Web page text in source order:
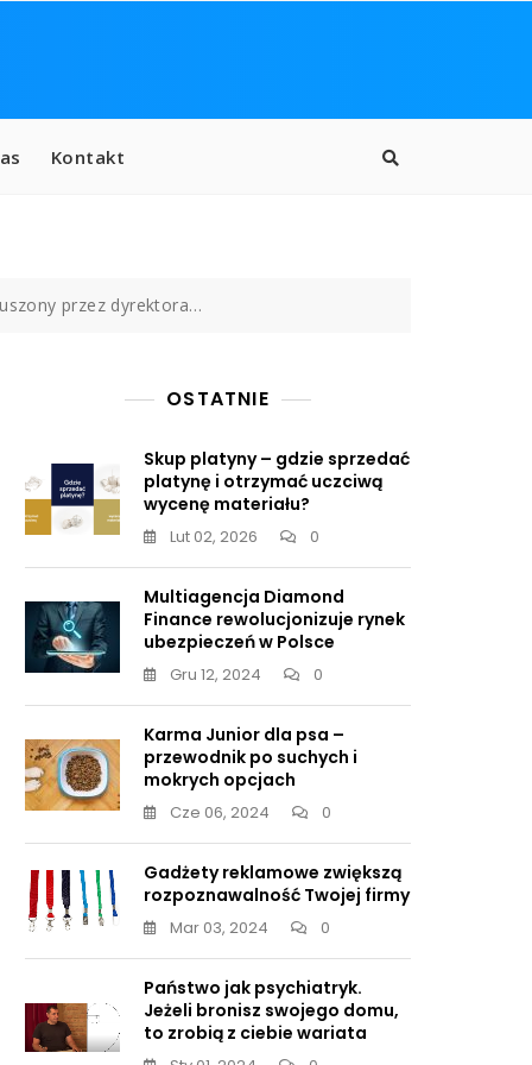
Kontakt
przez dyrektora…
OSTATNIE
Skup platyny – gdzie sprzedać
platynę i otrzymać uczciwą
wycenę materiału?
Lut 02, 2026 0
Multiagencja Diamond
Finance rewolucjonizuje rynek
ubezpieczeń w Polsce
Gru 12, 2024 0
Karma Junior dla psa –
przewodnik po suchych i
mokrych opcjach
Cze 06, 2024 0
Gadżety reklamowe zwiększą
rozpoznawalność Twojej firmy
Mar 03, 2024 0
Państwo jak psychiatryk.
Jeżeli bronisz swojego domu,
to zrobią z ciebie wariata